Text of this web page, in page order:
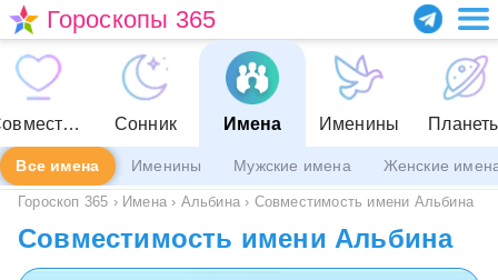
Гороскопы 365
Совместимость Сонник Имена Именины
Все имена Именины Мужские имена Женские
Гороскоп 365 › Имена › Альбина › Совместимость имени Альбина
Совместимость имени Альбина